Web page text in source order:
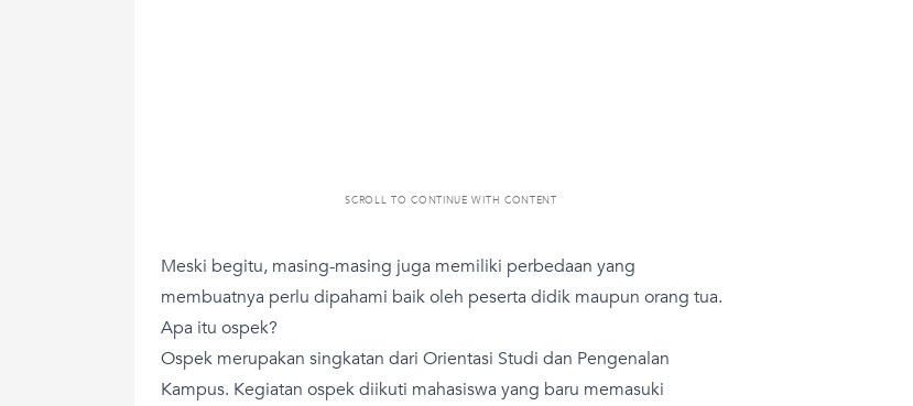
SCROLL TO CONTINUE WITH CONTENT
Meski begitu, masing-masing juga memiliki perbedaan yang
membuatnya perlu dipahami baik oleh peserta didik maupun orang tua.
Apa itu ospek?
Ospek merupakan singkatan dari Orientasi Studi dan Pengenalan
Kampus. Kegiatan ospek diikuti mahasiswa yang baru memasuki